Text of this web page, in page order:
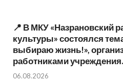
📍 В МКУ «Назрановский
культуры» состоялся
выбираю жизнь!»,
работниками учреждения.
06.08.2026